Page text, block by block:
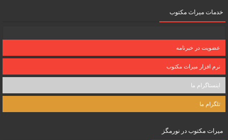
خدمات میراث مکتوب
عضویت در خبرنامه
نرم افزار میراث مکتوب
اینستاگرام ما
تلگرام ما
میرات مکتوب در نورمگز